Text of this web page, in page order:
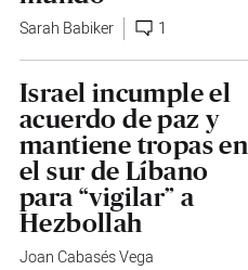
Sarah Babiker 1
Israel incumple el
acuerdo de paz y
mantiene tropas en
el sur de Líbano
para “vigilar” a
Hezbollah
Joan Cabasés Vega